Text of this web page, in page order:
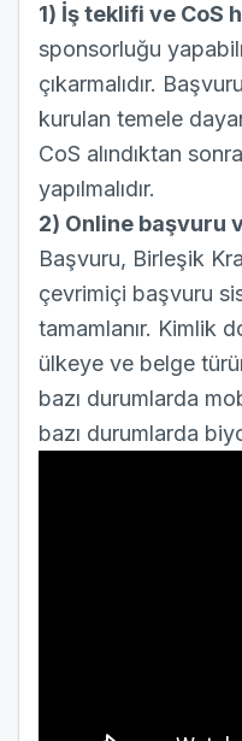
1) İş teklifi ve CoS
sponsorluğu
çıkarmalıdır.
kurulan temele
CoS alındıktan
yapılmalıdır.
2) Online başvuru
Başvuru, Birleşik
çevrimiçi başvuru
tamamlanır. Kimlik
ülkeye ve belge
bazı durumlarda
bazı durumlarda